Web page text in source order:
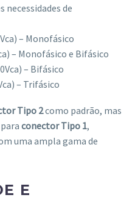
necessidades de
– Monofásico
– Monofásico e Bifásico
– Bifásico
– Trifásico
Tipo 2como padrão, mas
conector Tipo 1,
uma ampla gama de
E